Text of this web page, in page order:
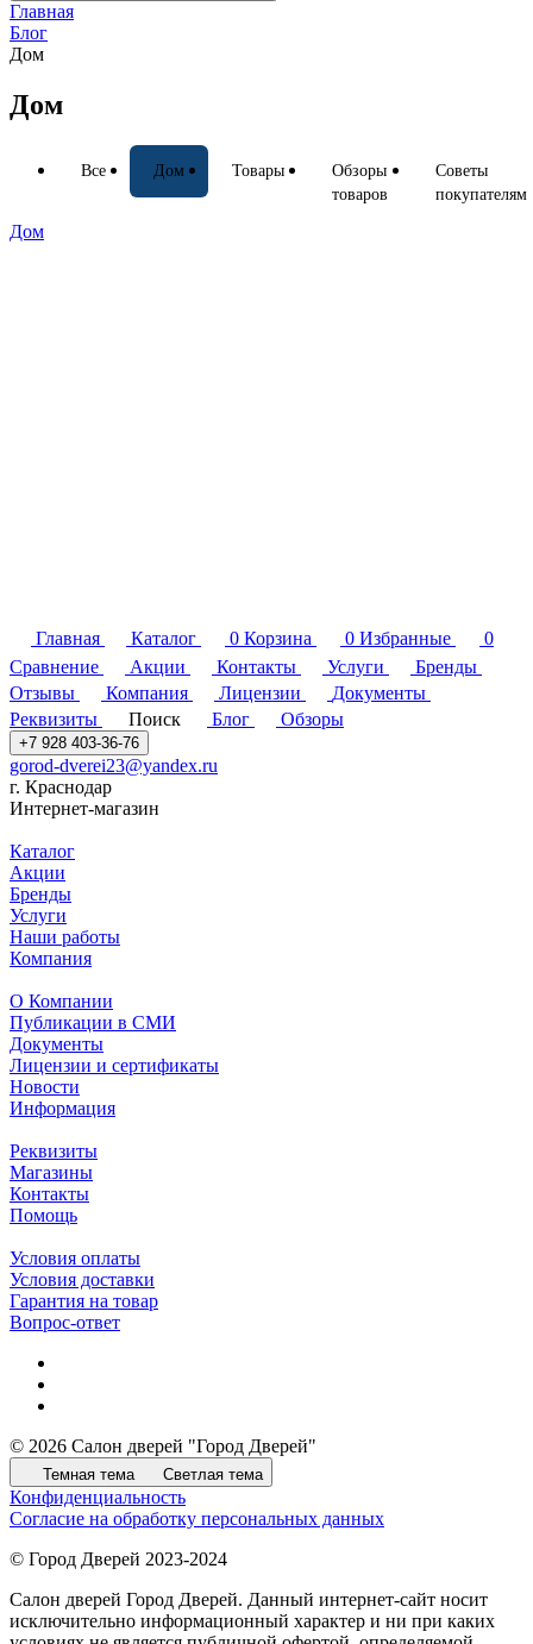
Главная
Блог
Дом
Дом
Все Дом Товары
Обзоры
товаров
Советы
покупателям
Дом
Главная Каталог 0 Корзина 0 Избранные
0
Сравнение
Акции Контакты Услуги
Бренды
Отзывы
Компания Лицензии
Документы
Реквизиты
Поиск Блог Обзоры
+7 928 403-36-76
gorod-dverei23@yandex.ru
г. Краснодар
Интернет-магазин
Каталог
Акции
Бренды
Услуги
Наши работы
Компания
О Компании
Публикации в СМИ
Документы
Лицензии и сертификаты
Новости
Информация
Реквизиты
Магазины
Контакты
Помощь
Условия оплаты
Условия доставки
Гарантия на товар
Вопрос-ответ
© 2026 Салон дверей "Город Дверей"
Темная тема Светлая тема
Конфиденциальность
Согласие на обработку персональных данных
© Город Дверей 2023-2024
Салон дверей Город Дверей. Данный интернет-сайт носит
исключительно информационный характер и ни при каких